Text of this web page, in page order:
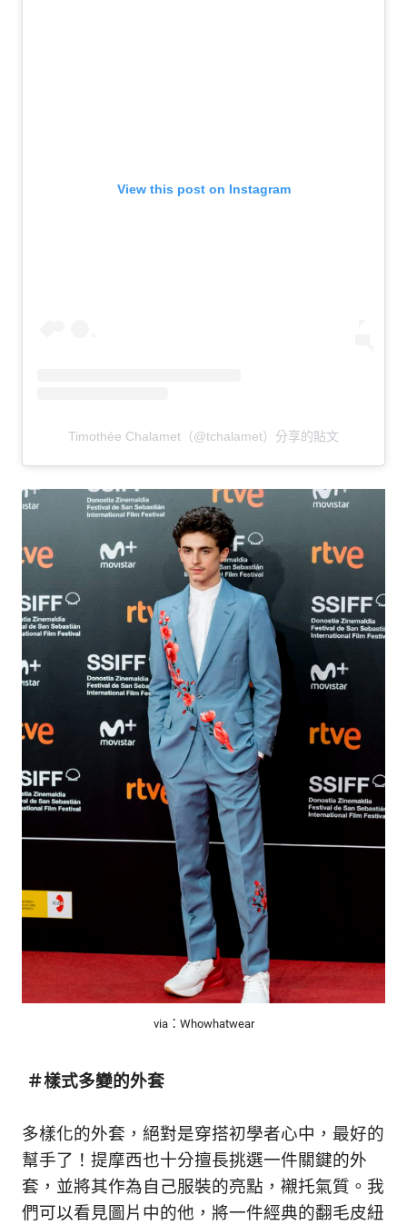
View this post on Instagram
Timothée Chalamet（@tchalamet）分享的貼文
via：Whowhatwear
＃樣式多變的外套
多樣化的外套，絕對是穿搭初學者心中，最好的
幫手了！提摩西也十分擅長挑選一件關鍵的外
套，並將其作為自己服裝的亮點，襯托氣質。我
們可以看見圖片中的他，將一件經典的翻毛皮紐